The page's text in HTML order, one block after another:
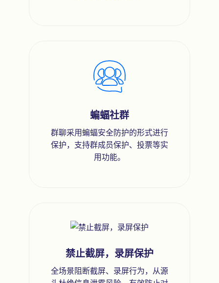
蝙蝠社群
群聊采用蝙蝠安全防护的形式进行
保护，支持群成员保护、投票等实
用功能。
禁止截屏，录屏保护
全场景阻断截屏、录屏行为，从源